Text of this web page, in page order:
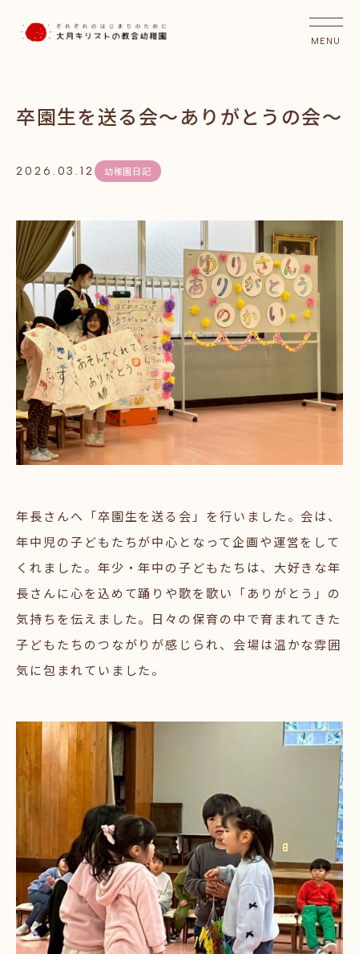
卒園生を送る会～ありがとうの会～
2026.03.12 幼稚園日記
年長さんへ「卒園生を送る会」を行いました。会は、
年中児の子どもたちが中心となって企画や運営をして
くれました。年少・年中の子どもたちは、大好きな年
長さんに心を込めて踊りや歌を歌い「ありがとう」の
気持ちを伝えました。日々の保育の中で育まれてきた
子どもたちのつながりが感じられ、会場は温かな雰囲
気に包まれていました。